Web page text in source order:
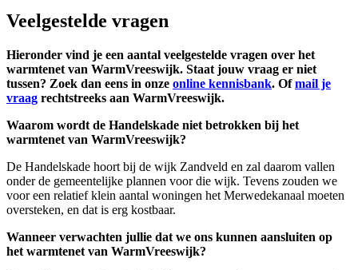
Veelgestelde vragen
Hieronder vind je een aantal veelgestelde vragen over het
warmtenet van WarmVreeswijk. Staat jouw vraag er niet
tussen? Zoek dan eens in onze online kennisbank. Of mail je
vraag rechtstreeks aan WarmVreeswijk.
Waarom wordt de Handelskade niet betrokken bij het
warmtenet van WarmVreeswijk?
De Handelskade hoort bij de wijk Zandveld en zal daarom vallen
onder de gemeentelijke plannen voor die wijk. Tevens zouden we
voor een relatief klein aantal woningen het Merwedekanaal moeten
oversteken, en dat is erg kostbaar.
Wanneer verwachten jullie dat we ons kunnen aansluiten op
het warmtenet van WarmVreeswijk?